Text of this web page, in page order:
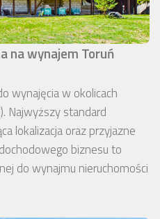
na wynajem Toruń
wynajęcia w okolicach
Najwyższy standard
lokalizacja oraz przyjazne
biznesu to
do wynajmu nieruchomości